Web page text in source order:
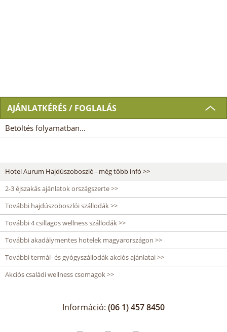
AJÁNLATKÉRÉS / FOGLALÁS
Betöltés folyamatban...
Hotel Aurum Hajdúszoboszló - még több infó >>
2-3 éjszakás ajánlatok országszerte >>
További hajdúszoboszlói szállodák >>
További 4 csillagos wellness szállodák >>
További akadálymentes hotelek magyarországon >>
További termál- és gyógyszállodák akciós ajánlatai >>
Akciós családi wellness csomagok >>
Információ: (06 1) 457 8450